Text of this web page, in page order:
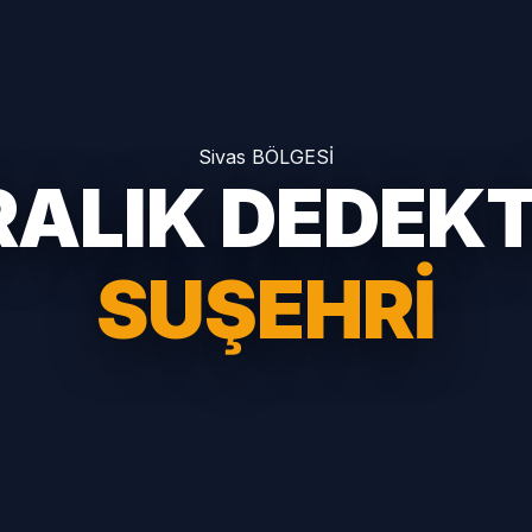
Sivas BÖLGESİ
SUŞEHRI